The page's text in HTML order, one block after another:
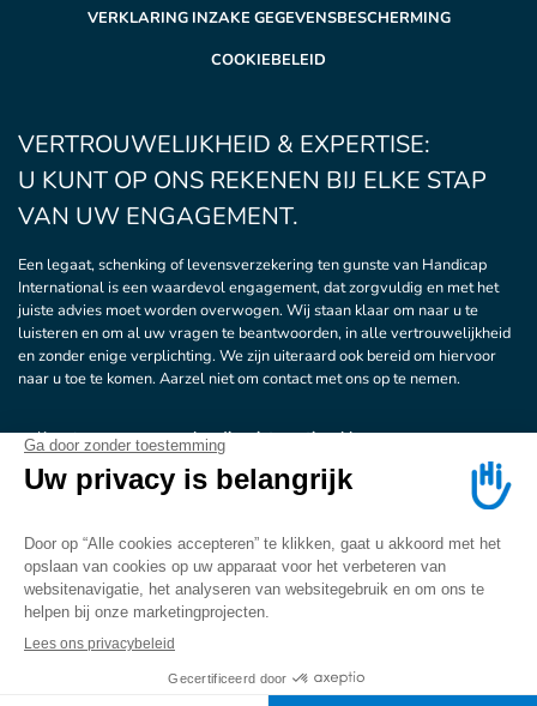
VERKLARING INZAKE GEGEVENSBESCHERMING
COOKIEBELEID
VERTROUWELIJKHEID & EXPERTISE:
U KUNT OP ONS REKENEN BIJ ELKE STAP
VAN UW ENGAGEMENT.
Een legaat, schenking of levensverzekering ten gunste van Handicap
International is een waardevol engagement, dat zorgvuldig en met het
juiste advies moet worden overwogen. Wij staan klaar om naar u te
luisteren en om al uw vragen te beantwoorden, in alle vertrouwelijkheid
en zonder enige verplichting. We zijn uiteraard ook bereid om hiervoor
naar u toe te komen. Aarzel niet om contact met ons op te nemen.
→ Keer terug naarwww.handicapinternational.be
Disclaimer, intellectuele eigendom en privacy
ONS TEAM STAAT KLAAR OM UW VRAGEN
TE BEANTWOORDEN:
02 280 16 01
testament@belgium.hi.org
worden